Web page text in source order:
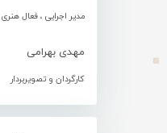
مدیر اجرایی ، فعال هنری
مهدی بهرامی
کارگردان و تصویربردار